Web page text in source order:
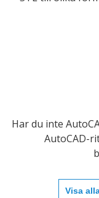
Har du inte
AutoCAD-
Visa